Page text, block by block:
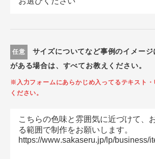
任意
サイズについてなど事例のイメー
がある場合は、すべてお教えください。
※入力フォームにあらかじめ入ってるテキスト
ください。